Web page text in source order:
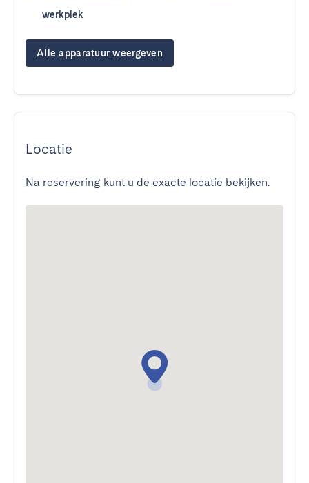
werkplek
Alle apparatuur weergeven
Locatie
Na reservering kunt u de exacte locatie bekijken.